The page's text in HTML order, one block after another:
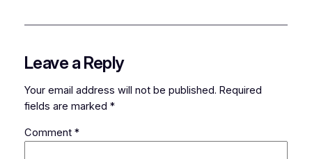
Leave a Reply
Your email address will not be published. Required
fields are marked *
Comment *